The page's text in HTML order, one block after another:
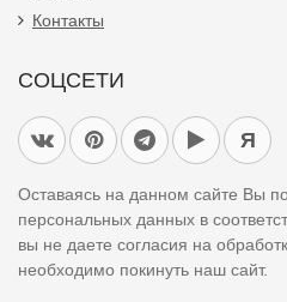
Контакты
СОЦСЕТИ
Я
Оставаясь на данном сайте Вы
персональных данных в
вы не даете согласия на
необходимо покинуть наш сайт.